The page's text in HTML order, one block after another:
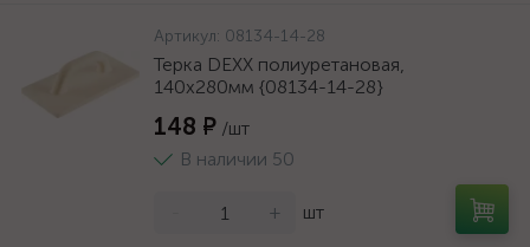
Артикул: 08134-14-28
Терка DEXX полиуретановая,
140x280мм {08134-14-28}
148 ₽ /шт
В наличии 50
+ шт